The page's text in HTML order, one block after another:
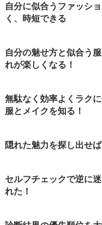
自分に似合うファッシ
く、時短できる
自分の魅せ方と似合う
れが楽しくなる！
無駄なく効率よくラク
服とメイクを知る！
隠れた魅力を探し出せ
セルフチェックで逆に
れた！